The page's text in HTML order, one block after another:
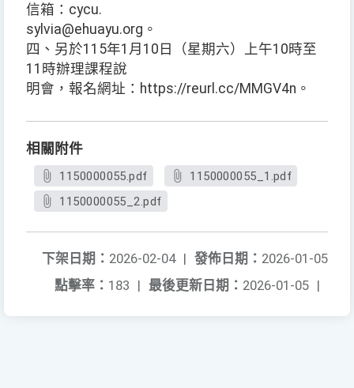
信箱：cycu.
sylvia@ehuayu.org。
四、另於115年1月10日（星期六）上午10時至
11時辦理課程說
明會，報名網址：https://reurl.cc/MMGV4n。
相關附件
1150000055.pdf
1150000055_1.pdf
1150000055_2.pdf
發佈日期： 2026-01-05
下架日期： 2026-02-04 |
最後更新日期： 2026-01-05 |
點擊率： 183 |